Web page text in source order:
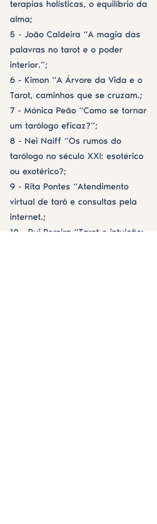
terapias holísticas, o equilíbrio da
alma;
5 - João Caldeira “A magia das
palavras no tarot e o poder
interior.”;
6 - Kimon “A Árvore da Vida e o
Tarot, caminhos que se cruzam.;
7 - Mónica Peão “Como se tornar
um tarólogo eficaz?”;
8 - Nei Naiff “Os rumos do
tarólogo no século XXI: esotérico
ou exotérico?;
9 - Rita Pontes “Atendimento
virtual de tarô e consultas pela
internet.;
10 - Rui Pereira “Tarot e intuição: